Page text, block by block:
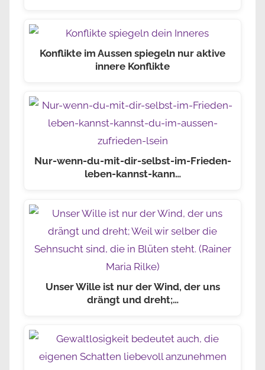
Konflikte im Aussen spiegeln nur aktive
innere Konflikte
Nur-wenn-du-mit-dir-selbst-im-Frieden-
leben-kannst-kann…
Unser Wille ist nur der Wind, der uns
drängt und dreht;…